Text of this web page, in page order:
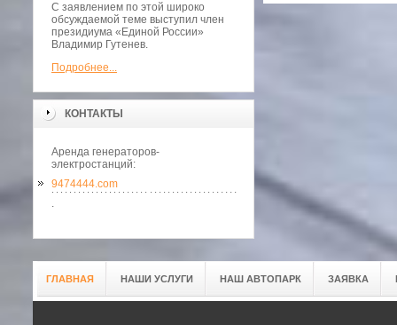
С заявлением по этой широко
обсуждаемой теме выступил член
президиума «Единой России»
Владимир Гутенев.
Подробнее...
КОНТАКТЫ
Аренда генераторов-
электростанций:
9474444.com
.
ГЛАВНАЯ НАШИ УСЛУГИ НАШ АВТОПАРК ЗАЯВКА